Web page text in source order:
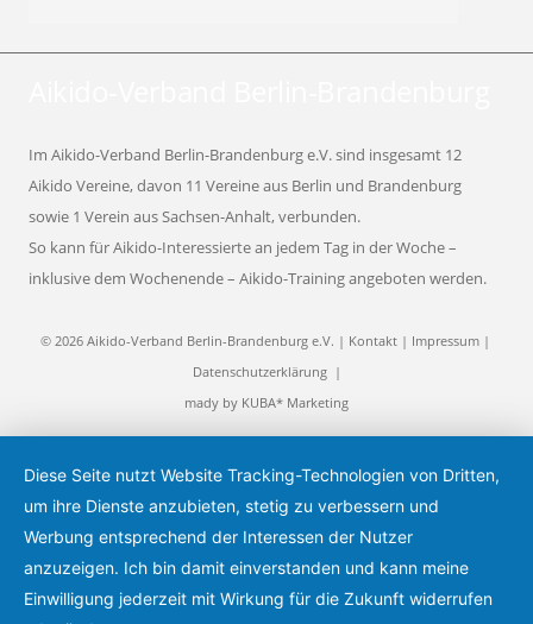
Im Aikido-Verband Berlin-Brandenburg e.V. sind insgesamt 12
Aikido Vereine, davon 11 Vereine aus Berlin und Brandenburg
sowie 1 Verein aus Sachsen-Anhalt, verbunden.
So kann für Aikido-Interessierte an jedem Tag in der Woche –
inklusive dem Wochenende – Aikido-Training angeboten werden.
© 2026 Aikido-Verband Berlin-Brandenburg e.V. | Kontakt| Impressum|
Datenschutzerklärung |
mady by KUBA* Marketing
Diese Seite nutzt Website Tracking-Technologien von Dritten,
um ihre Dienste anzubieten, stetig zu verbessern und
Werbung entsprechend der Interessen der Nutzer
anzuzeigen. Ich bin damit einverstanden und kann meine
Einwilligung jederzeit mit Wirkung für die Zukunft widerrufen